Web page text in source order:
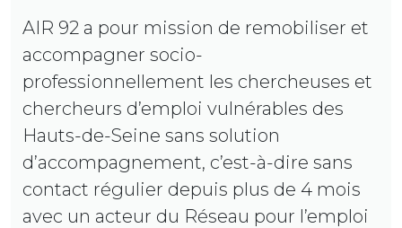
AIR 92 a pour mission de remobiliser et
accompagner socio-
professionnellement les chercheuses et
chercheurs d’emploi vulnérables des
Hauts-de-Seine sans solution
d’accompagnement, c’est-à-dire sans
contact régulier depuis plus de 4 mois
avec un acteur du Réseau pour l’emploi